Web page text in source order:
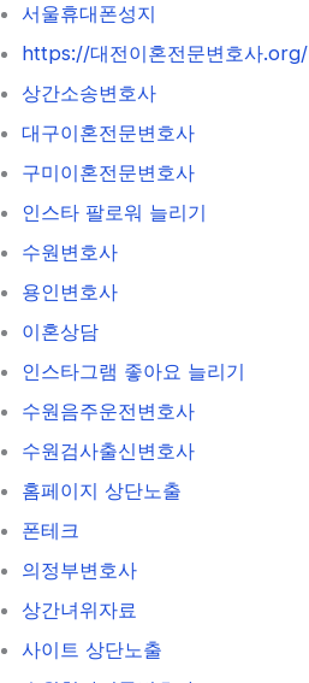
서울휴대폰성지
https://대전이혼전문변호사.org/
상간소송변호사
대구이혼전문변호사
구미이혼전문변호사
인스타 팔로워 늘리기
수원변호사
용인변호사
이혼상담
인스타그램 좋아요 늘리기
수원음주운전변호사
수원검사출신변호사
홈페이지 상단노출
폰테크
의정부변호사
상간녀위자료
사이트 상단노출